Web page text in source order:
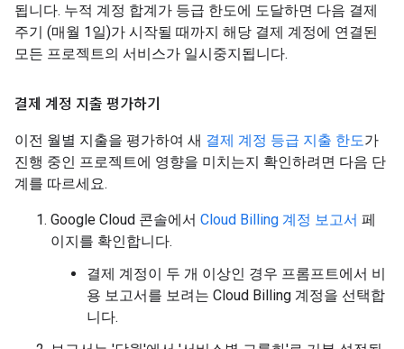
됩니다. 누적 계정 합계가 등급 한도에 도달하면 다음 결제
주기 (매월 1일)가 시작될 때까지 해당 결제 계정에 연결된
모든 프로젝트의 서비스가 일시중지됩니다.
결제 계정 지출 평가하기
이전 월별 지출을 평가하여 새 결제 계정 등급 지출 한도가
진행 중인 프로젝트에 영향을 미치는지 확인하려면 다음 단
계를 따르세요.
Google Cloud 콘솔에서 Cloud Billing 계정 보고서 페
이지를 확인합니다.
결제 계정이 두 개 이상인 경우 프롬프트에서 비
용 보고서를 보려는 Cloud Billing 계정을 선택합
니다.